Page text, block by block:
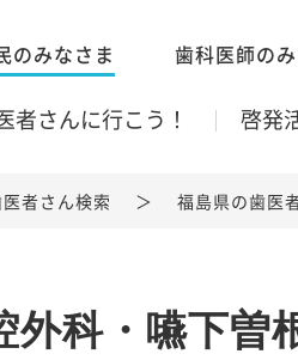
のみなさま 歯科医師の
者さんに行こう！ 啓発
者さん検索 福島県の歯医
外科・嚥下曽